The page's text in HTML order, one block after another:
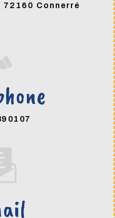
72160 Connerré
01 07